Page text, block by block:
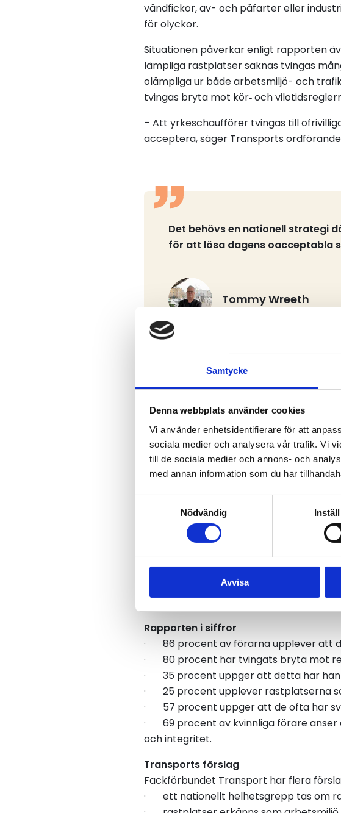
Samtycke
Denna webbplats använder cookies
Vi använder enhetsidentifierare för att
sociala medier och analysera vår trafik. Vi
till de sociala medier och annons- och
med annan information som du har
Nödvändig
Avvisa
vändfickor, av- och påfarter eller
för olyckor.
Situationen påverkar enligt rapporten
lämpliga rastplatser saknas tvingas
olämpliga ur både arbetsmiljö- och
tvingas bryta mot kör‑ och
– Att yrkeschaufförer tvingas till
acceptera, säger Transports
Det behövs en nationell strategi
för att lösa dagens oacceptabla
Tommy Wreeth
förarna.
Många förare upplever också
stölder och skadegörelse, och ofta
belysning. Rapporten visar också att
Samtidigt skärps kraven på rastplatser
för hur framtida krav på säkra och
säkerhets- och servicenivå.
– Rastplatser är en förutsättning för
dålig belysning och trasiga toaletter
privata aktörer tar gemensamt ansvar
Rapporten i siffror
· 86 procent av förarna upplever att
· 80 procent har tvingats bryta mot
· 35 procent uppger att detta har
· 25 procent upplever rastplatserna
· 57 procent uppger att de ofta har
· 69 procent av kvinnliga förare anser
och integritet.
Transports förslag
Fackförbundet Transport har flera
· ett nationellt helhetsgrepp tas om